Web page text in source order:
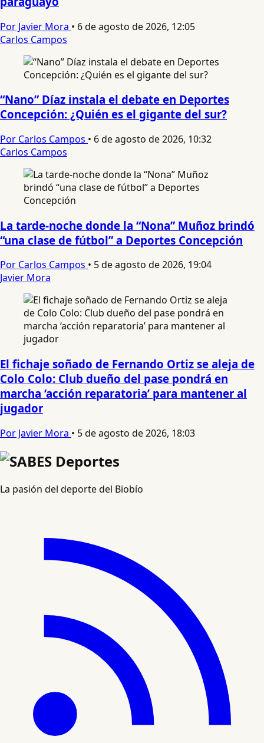
Por Javier Mora • 6 de agosto de 2026, 12:05
Carlos Campos
“Nano” Díaz instala el debate en Deportes
Concepción: ¿Quién es el gigante del sur?
Por Carlos Campos • 6 de agosto de 2026, 10:32
Carlos Campos
La tarde-noche donde la “Nona” Muñoz brindó
“una clase de fútbol” a Deportes Concepción
Por Carlos Campos • 5 de agosto de 2026, 19:04
Javier Mora
El fichaje soñado de Fernando Ortiz se aleja de
Colo Colo: Club dueño del pase pondrá en
marcha ‘acción reparatoria’ para mantener al
jugador
Por Javier Mora • 5 de agosto de 2026, 18:03
La pasión del deporte del Biobío